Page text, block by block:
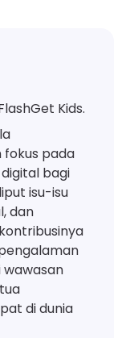
Kids.
fokus pada
bagi
isu-isu
dan
di dunia